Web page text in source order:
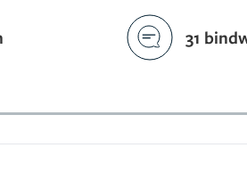
31